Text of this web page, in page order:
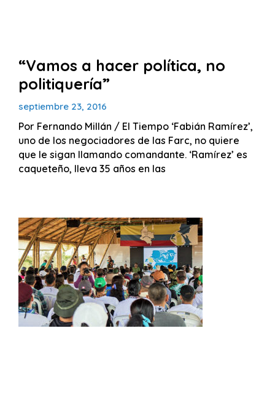
“Vamos a hacer política, no
politiquería”
septiembre 23, 2016
Por Fernando Millán / El Tiempo ‘Fabián Ramírez’,
uno de los negociadores de las Farc, no quiere
que le sigan llamando comandante. ‘Ramírez’ es
caqueteño, lleva 35 años en las